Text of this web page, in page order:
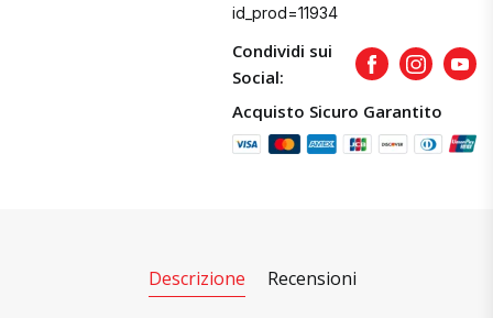
id_prod=11934
Condividi sui
Social:
FacebookInstagram
Acquisto Sicuro Garantito
Descrizione Recensioni